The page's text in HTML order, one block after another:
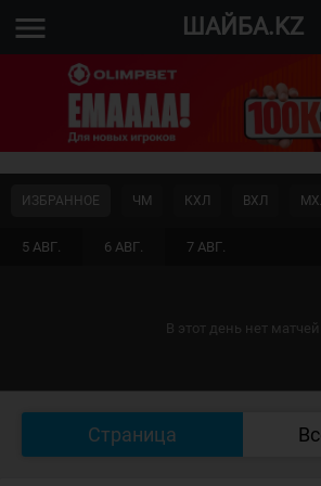
menu ШАЙБА.KZ
5 АВГ. 6 АВГ. 7 АВГ.
ИЗБРАННОЕ ЧМ КХЛ ВХЛ
В этот день нет матчей
Страница